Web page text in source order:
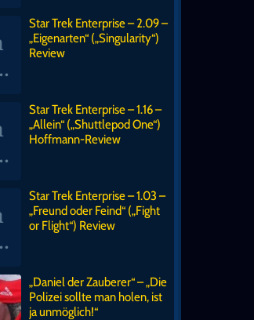
Star Trek Enterprise – 2.09 –
„Eigenarten“ („Singularity“)
Review
Star Trek Enterprise – 1.16 –
„Allein“ („Shuttlepod One“)
Hoffmann-Review
Star Trek Enterprise – 1.03 –
„Freund oder Feind“ („Fight
or Flight“) Review
„Daniel der Zauberer“ – „Die
Polizei sollte man holen, ist
ja unmöglich!“